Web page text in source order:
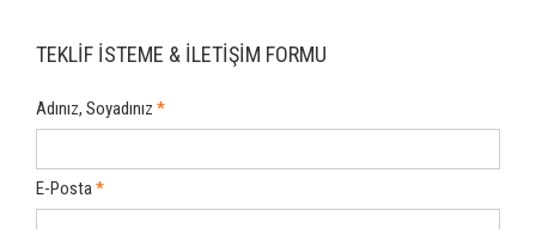
TEKLİF İSTEME & İLETİŞİM FORMU
Adınız, Soyadınız
E-Posta